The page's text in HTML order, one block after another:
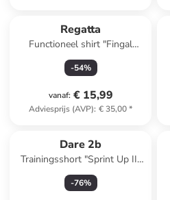
Regatta
Functioneel shirt "Fingal
Edition" turquoise
-54%
vanaf: € 15,99
Adviesprijs (AVP): € 35,00*
Dare 2b
Trainingsshort "Sprint Up II"
zwart
-76%